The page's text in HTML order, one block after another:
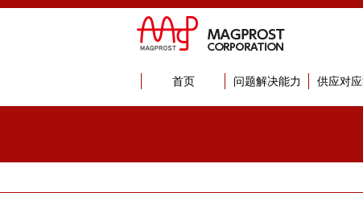
首页 问题解决能力 供应对